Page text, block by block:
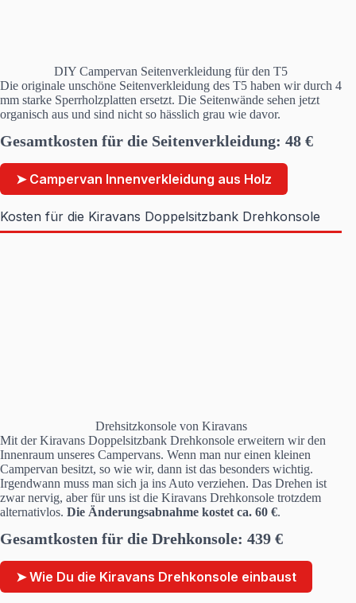
DIY Campervan Seitenverkleidung für den T5
Die originale unschöne Seitenverkleidung des T5 haben wir durch 4
mm starke Sperrholzplatten ersetzt. Die Seitenwände sehen jetzt
organisch aus und sind nicht so hässlich grau wie davor.
Gesamtkosten für die Seitenverkleidung: 48 €
➤ Campervan Innenverkleidung aus Holz
Kosten für die Kiravans Doppelsitzbank Drehkonsole
Drehsitzkonsole von Kiravans
Mit der Kiravans Doppelsitzbank Drehkonsole erweitern wir den
Innenraum unseres Campervans. Wenn man nur einen kleinen
Campervan besitzt, so wie wir, dann ist das besonders wichtig.
Irgendwann muss man sich ja ins Auto verziehen. Das Drehen ist
zwar nervig, aber für uns ist die Kiravans Drehkonsole trotzdem
alternativlos. Die Änderungsabnahme kostet ca. 60 €.
Gesamtkosten für die Drehkonsole: 439 €
➤ Wie Du die Kiravans Drehkonsole einbaust